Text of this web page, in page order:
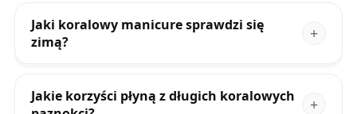
Jaki koralowy manicure sprawdzi się
zimą?
Jakie korzyści płyną z długich koralowych